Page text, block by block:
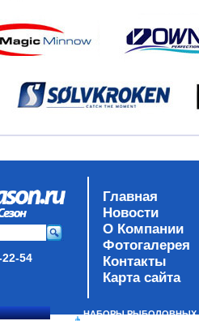
54
Главная
Новости
О Компании
Фотогалерея
Контакты
Карта сайта
НАБОРЫ РЫБОЛОВНЫХ